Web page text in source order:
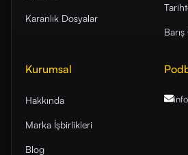
Karanlık Dosyalar
Kurumsal
Hakkında
Marka İşbirlikleri
Blog